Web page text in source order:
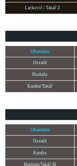
Lackovič / Takáč Z
5Bananas
Osvald
Hrubala
Karaba/Takáč
5Bananas
Osvald
Karaba
Hrubala/Takáč M